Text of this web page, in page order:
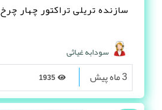
سازنده تریلی تراکتور چهار چرخ
سودابه غیاثی
3 ماه پیش